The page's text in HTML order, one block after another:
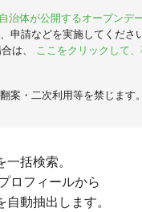
治体が公開するオープンデ
申請などを実施してくださ
は、
ここをクリックして
案・二次利用等を禁じます
括検索。
ロフィールから
動抽出します。